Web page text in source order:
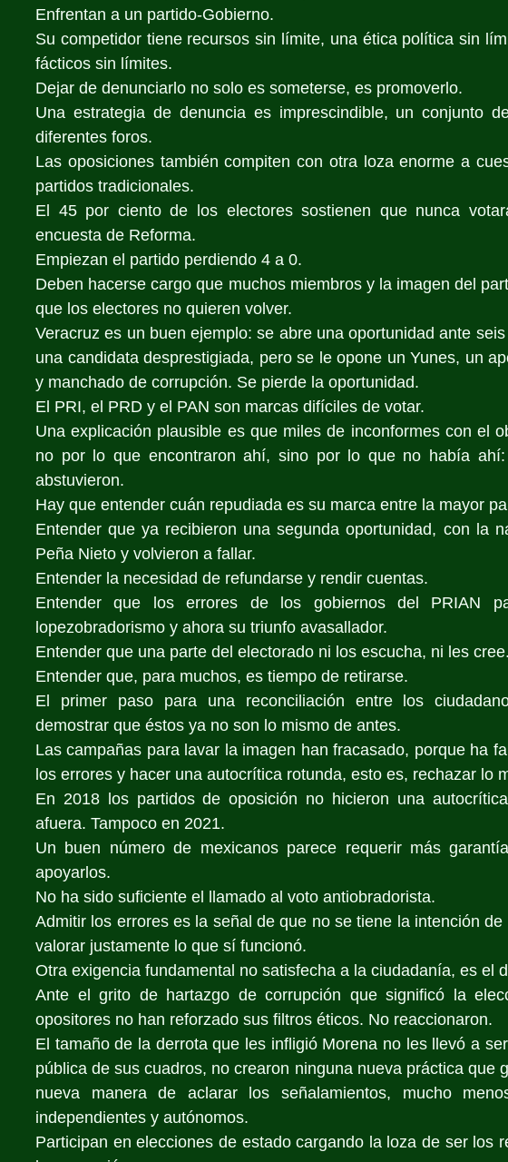
Enfrentan a un partido-Gobierno.
Su competidor tiene recursos sin límite, una ética política sin
fácticos sin límites.
Dejar de denunciarlo no solo es someterse, es promoverlo.
Una estrategia de denuncia es imprescindible, un conjunto
diferentes foros.
Las oposiciones también compiten con otra loza enorme a
partidos tradicionales.
El 45 por ciento de los electores sostienen que nunca
encuesta de Reforma.
Empiezan el partido perdiendo 4 a 0.
Deben hacerse cargo que muchos miembros y la imagen del
que los electores no quieren volver.
Veracruz es un buen ejemplo: se abre una oportunidad ante
una candidata desprestigiada, pero se le opone un Yunes, un
y manchado de corrupción. Se pierde la oportunidad.
El PRI, el PRD y el PAN son marcas difíciles de votar.
Una explicación plausible es que miles de inconformes con el
no por lo que encontraron ahí, sino por lo que no había
abstuvieron.
Hay que entender cuán repudiada es su marca entre la mayor
Entender que ya recibieron una segunda oportunidad, con la
Peña Nieto y volvieron a fallar.
Entender la necesidad de refundarse y rendir cuentas.
Entender que los errores de los gobiernos del PRIAN
lopezobradorismo y ahora su triunfo avasallador.
Entender que una parte del electorado ni los escucha, ni les cree.
Entender que, para muchos, es tiempo de retirarse.
El primer paso para una reconciliación entre los
demostrar que éstos ya no son lo mismo de antes.
Las campañas para lavar la imagen han fracasado, porque ha
los errores y hacer una autocrítica rotunda, esto es, rechazar lo
En 2018 los partidos de oposición no hicieron una
afuera. Tampoco en 2021.
Un buen número de mexicanos parece requerir más
apoyarlos.
No ha sido suficiente el llamado al voto antiobradorista.
Admitir los errores es la señal de que no se tiene la intención
valorar justamente lo que sí funcionó.
Otra exigencia fundamental no satisfecha a la ciudadanía, es el
Ante el grito de hartazgo de corrupción que significó la
opositores no han reforzado sus filtros éticos. No reaccionaron.
El tamaño de la derrota que les infligió Morena no les llevó a
pública de sus cuadros, no crearon ninguna nueva práctica que
nueva manera de aclarar los señalamientos, mucho
independientes y autónomos.
Participan en elecciones de estado cargando la loza de ser los